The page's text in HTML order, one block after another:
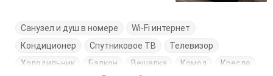
Санузел и душ в номере
Wi-Fi интернет
Кондиционер
Спутниковое ТВ
Телевизор
Холодильник
Балкон Вешалка Комод
Кресло